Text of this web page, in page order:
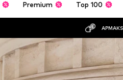
Premium Top 100